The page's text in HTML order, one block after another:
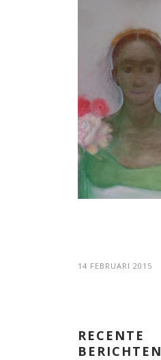
14 FEBRUARI 2015
RECENTE
BERICHTEN